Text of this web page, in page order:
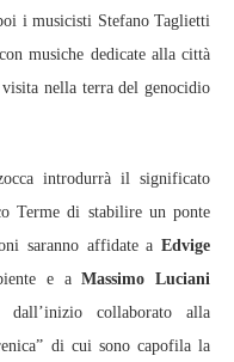
i musicisti Stefano Taglietti
musiche dedicate alla città
nella terra del genocidio
introdurrà il significato
Terme di stabilire un ponte
saranno affidate a Edvige
e aMassimo Luciani
collaborato alla
di cui sono capofila la